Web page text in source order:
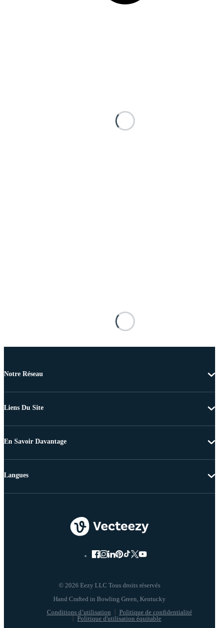
Notre Réseau
Liens Du Site
En Savoir Davantage
© 2026 Eezy LLC Tous droits réservés
Conditions d’utilisation
Politique de confidentialité
Politique d'utilisation équitable
Langues